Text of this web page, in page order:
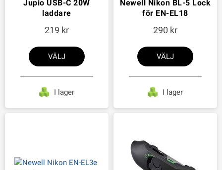
Jupio USB-C 20W
laddare
219
VÄLJ
I lager
Newell Nikon BL-5 Lock
för EN-EL18
290
VÄLJ
I lager